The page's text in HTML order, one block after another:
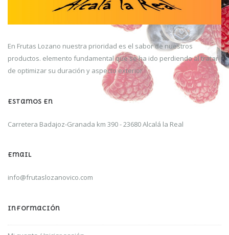
En Frutas Lozano nuestra prioridad es el sabor de nuestros
productos. elemento fundamental que se ha ido perdiendo al tratar
de optimizar su duración y aspecto exterior
Estamos En
Carretera Badajoz-Granada km 390 - 23680 Alcalá la Real
Email
info@frutaslozanovico.com
Información